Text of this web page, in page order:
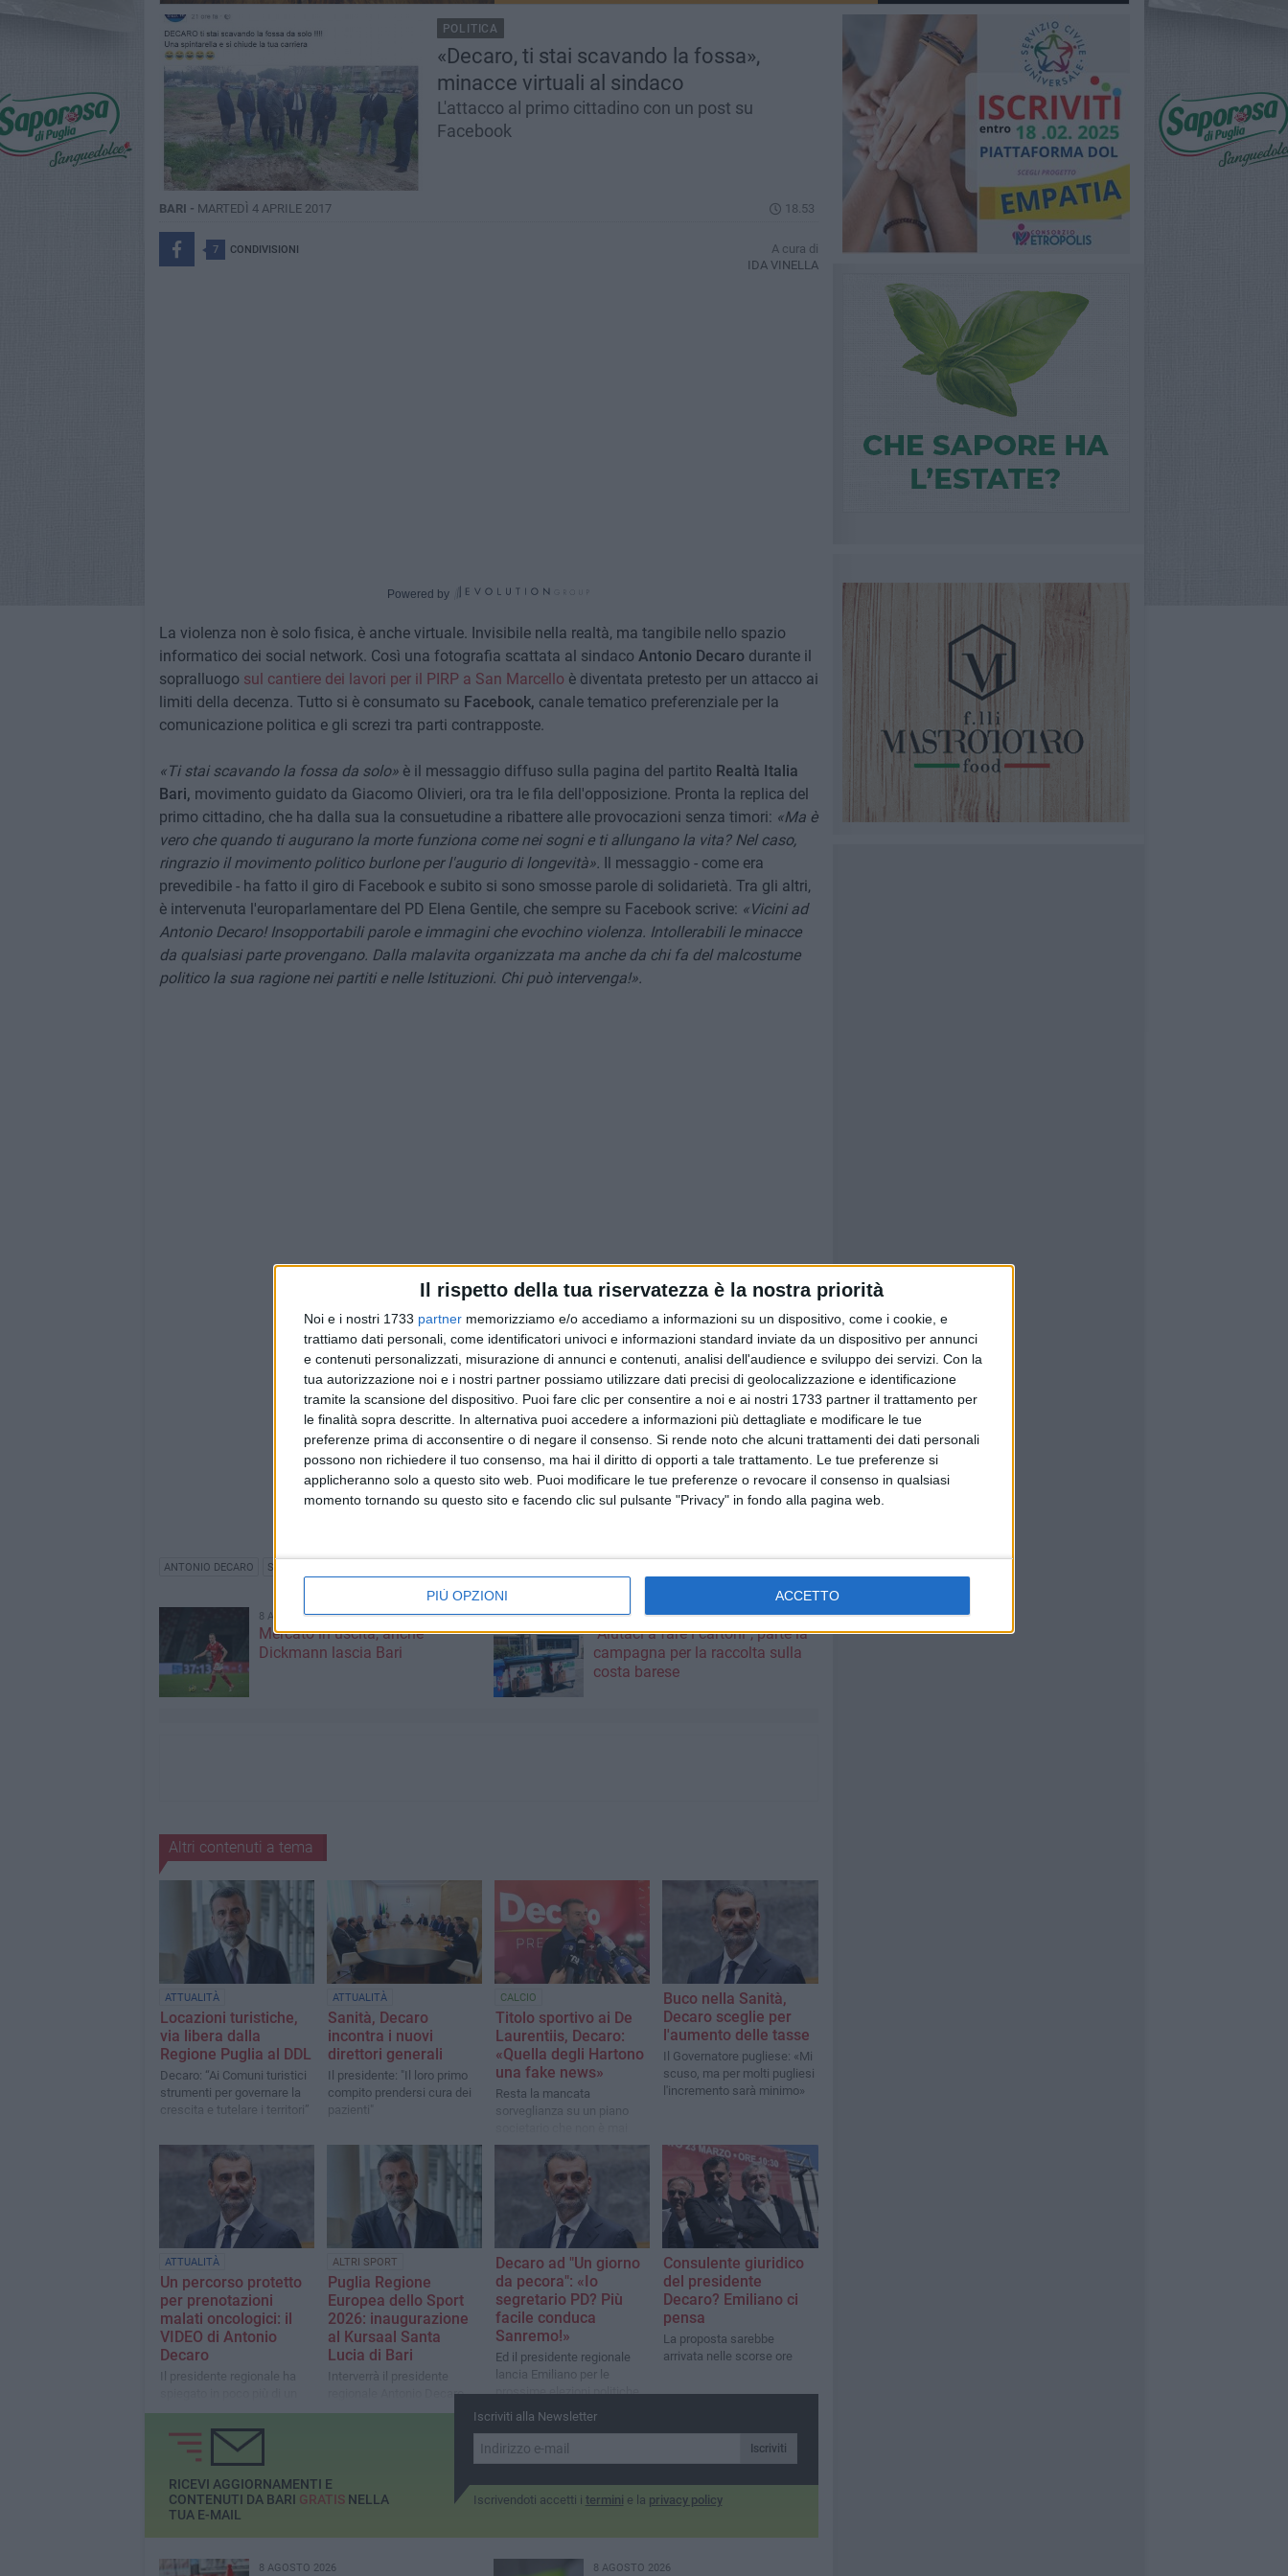
Il rispetto della tua riservatezza è la nostra priorità
Noi e i nostri 1733 partner memorizziamo e/o accediamo a informazioni su un dispositivo, come i cookie, e
trattiamo dati personali, come identificatori univoci e informazioni standard inviate da un dispositivo per annunci
e contenuti personalizzati, misurazione di annunci e contenuti, analisi dell'audience e sviluppo dei servizi. Con la
tua autorizzazione noi e i nostri partner possiamo utilizzare dati precisi di geolocalizzazione e identificazione
tramite la scansione del dispositivo. Puoi fare clic per consentire a noi e ai nostri 1733 partner il trattamento per
le finalità sopra descritte. In alternativa puoi accedere a informazioni più dettagliate e modificare le tue
preferenze prima di acconsentire o di negare il consenso. Si rende noto che alcuni trattamenti dei dati personali
possono non richiedere il tuo consenso, ma hai il diritto di opporti a tale trattamento. Le tue preferenze si
applicheranno solo a questo sito web. Puoi modificare le tue preferenze o revocare il consenso in qualsiasi
momento tornando su questo sito e facendo clic sul pulsante "Privacy" in fondo alla pagina web.
PIÙ OPZIONI ACCETTO
POLITICA
«Decaro, ti stai scavando la fossa»,
minacce virtuali al sindaco
L'attacco al primo cittadino con un post su
Facebook
BARI - MARTEDÌ 4 APRILE 2017 18.53
7 CONDIVISIONI
A cura di
IDA VINELLA
Powered by
La violenza non è solo fisica, è anche virtuale. Invisibile nella realtà, ma tangibile nello spazio
informatico dei social network. Così una fotografia scattata al sindaco Antonio Decarodurante il
sopralluogo sul cantiere dei lavori per il PIRP a San Marcello è diventata pretesto per un attacco ai
limiti della decenza. Tutto si è consumato su Facebook, canale tematico preferenziale per la
comunicazione politica e gli screzi tra parti contrapposte.
«Ti stai scavando la fossa da solo»è il messaggio diffuso sulla pagina del partito Realtà Italia
Bari, movimento guidato da Giacomo Olivieri, ora tra le fila dell'opposizione. Pronta la replica del
primo cittadino, che ha dalla sua la consuetudine a ribattere alle provocazioni senza timori: «Ma è
vero che quando ti augurano la morte funziona come nei sogni e ti allungano la vita? Nel caso,
ringrazio il movimento politico burlone per l'augurio di longevità». Il messaggio - come era
prevedibile - ha fatto il giro di Facebook e subito si sono smosse parole di solidarietà. Tra gli altri,
è intervenuta l'europarlamentare del PD Elena Gentile, che sempre su Facebook scrive: «Vicini ad
Antonio Decaro! Insopportabili parole e immagini che evochino violenza. Intollerabili le minacce
da qualsiasi parte provengano. Dalla malavita organizzata ma anche da chi fa del malcostume
politico la sua ragione nei partiti e nelle Istituzioni. Chi può intervenga!».
ANTONIO DECARO SOCIAL NETWORK
8 AGOSTO 2026
Mercato in uscita, anche
Dickmann lascia Bari
8 AGOSTO 2026
"Aiutaci a fare i cartoni", parte la
campagna per la raccolta sulla
costa barese
Altri contenuti a tema
ATTUALITÀ
Locazioni turistiche,
via libera dalla
Regione Puglia al DDL
Decaro: “Ai Comuni turistici
strumenti per governare la
crescita e tutelare i territori”
ATTUALITÀ
Sanità, Decaro
incontra i nuovi
direttori generali
Il presidente: "Il loro primo
compito prendersi cura dei
pazienti"
CALCIO
Titolo sportivo ai De
Laurentiis, Decaro:
«Quella degli Hartono
una fake news»
Resta la mancata
sorveglianza su un piano
cresciuto nel tempo
Buco nella Sanità,
Decaro sceglie per
l'aumento delle tasse
Il Governatore pugliese: «Mi
scuso, ma per molti pugliesi
l'incremento sarà minimo»
ATTUALITÀ
Un percorso protetto
per prenotazioni
malati oncologici: il
VIDEO di Antonio
Decaro
Il presidente regionale ha
minuto cosa sta cercando di
ALTRI SPORT
Puglia Regione
Europea dello Sport
2026: inaugurazione
al Kursaal Santa
Lucia di Bari
Interverrà il presidente
regionale Antonio Decaro
Decaro ad "Un giorno
da pecora": «Io
segretario PD? Più
facile conduca
Sanremo!»
Ed il presidente regionale
lancia Emiliano per le
prossime elezioni politiche
Consulente giuridico
del presidente
Decaro? Emiliano ci
pensa
La proposta sarebbe
arrivata nelle scorse ore
Iscriviti alla Newsletter
Iscriviti
Iscrivendoti accetti i termini e la privacy policy
RICEVI AGGIORNAMENTI E
CONTENUTI DA BARI GRATISNELLA
TUA E-MAIL
8 AGOSTO 2026 8 AGOSTO 2026